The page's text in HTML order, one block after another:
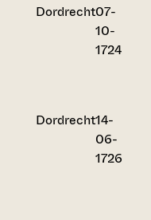
Dordrecht07-
10-
1724
Dordrecht14-
06-
1726